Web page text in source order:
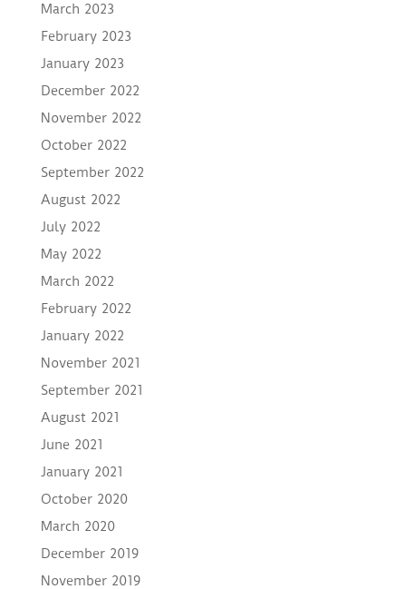
March 2023
February 2023
January 2023
December 2022
November 2022
October 2022
September 2022
August 2022
July 2022
May 2022
March 2022
February 2022
January 2022
November 2021
September 2021
August 2021
June 2021
January 2021
October 2020
March 2020
December 2019
November 2019